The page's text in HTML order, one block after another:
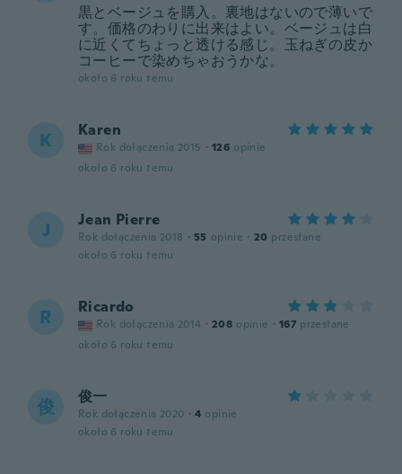
黒とベージュを購入。裏地はないので薄いで
す。価格のわりに出来はよい。ベージュは白
に近くてちょっと透ける感じ。玉ねぎの皮か
コーヒーで染めちゃおうかな。
około 6 roku temu
K Karen
Rok dołączenia 2015 · 126 opinie
około 6 roku temu
J Jean Pierre
Rok dołączenia 2018 · 55 opinie · 20 przesłane
około 6 roku temu
R Ricardo
Rok dołączenia 2014 · 208 opinie · 167 przesłane
około 6 roku temu
俊 俊一
Rok dołączenia 2020 · 4 opinie
około 6 roku temu